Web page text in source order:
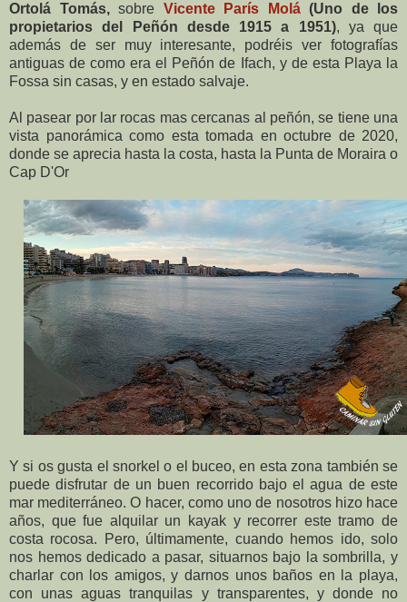
Ortolá Tomás,sobre Vicente París Molá (Uno de los
propietarios del Peñón desde 1915 a 1951), ya que
además de ser muy interesante, podréis ver fotografías
antiguas de como era el Peñón de Ifach, y de esta Playa la
Fossa sin casas, y en estado salvaje.
Al pasear por lar rocas mas cercanas al peñón, se tiene una
vista panorámica como esta tomada en octubre de 2020,
donde se aprecia hasta la costa, hasta la Punta de Moraira o
Cap D'Or
Y si os gusta el snorkel o el buceo, en esta zona también se
puede disfrutar de un buen recorrido bajo el agua de este
mar mediterráneo. O hacer, como uno de nosotros hizo hace
años, que fue alquilar un kayak y recorrer este tramo de
costa rocosa. Pero, últimamente, cuando hemos ido, solo
nos hemos dedicado a pasar, situarnos bajo la sombrilla, y
charlar con los amigos, y darnos unos baños en la playa,
con unas aguas tranquilas y transparentes, y donde no